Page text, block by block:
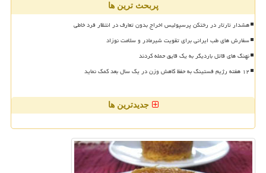
پربحث ترین ها
هشدار تارتار در رختکن پرسپولیس اخراج بدون تعارف در انتظار فرد خاطی
سفارش های طب ایرانی برای تقویت شیرمادر و سلامت نوزاد
نهنگ های قاتل باردیگر به یک قایق حمله کردند
۱۲ هفته رژیم فستینگ به حفظ کاهش وزن در یک سال بعد کمک نماید
جدیدترین ها